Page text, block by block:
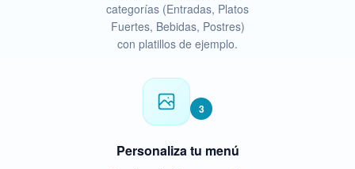
categorías (Entradas, Platos
Fuertes, Bebidas, Postres)
con platillos de ejemplo.
3
Personaliza tu menú